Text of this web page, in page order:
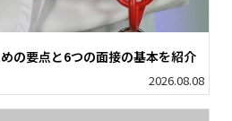
の要点と6つの面接の基本を紹介
2026.08.08